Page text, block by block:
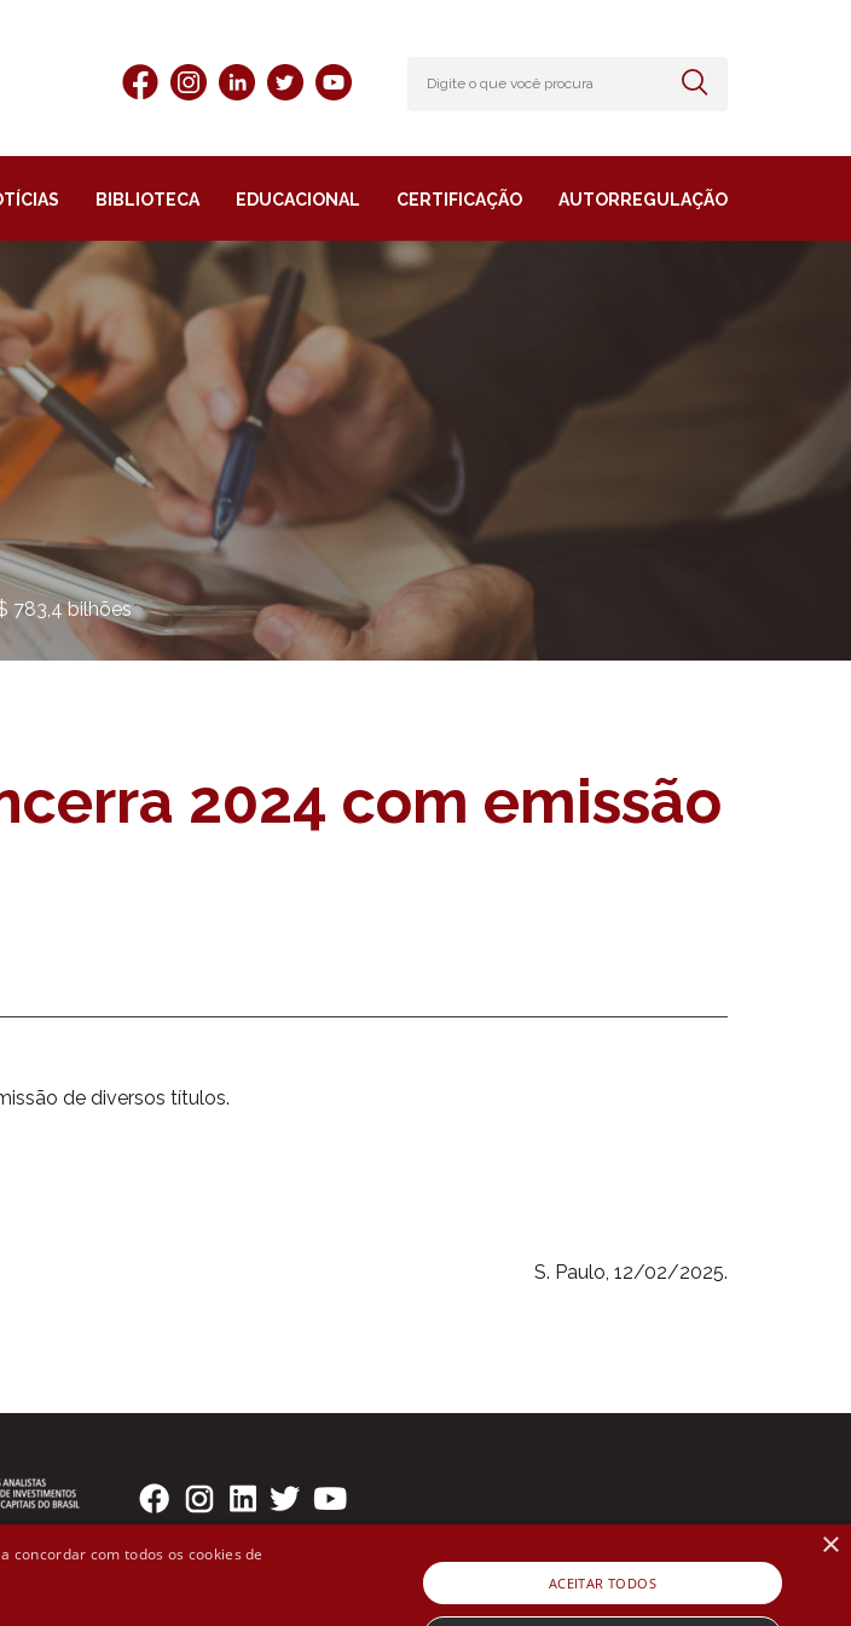
BIBLIOTECA EDUCACIONAL CERTIFICAÇÃO AUTORREGULAÇÃO
783,4 bilhões
2024 com emissão
de diversos títulos.
S. Paulo, 12/02/2025.
×
concordar com todos os cookies de
ACEITAR TODOS